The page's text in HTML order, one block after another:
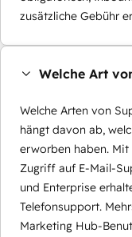
zusätzliche Gebühr
Welche Art
Welche Arten von
hängt davon ab,
erworben haben.
Zugriff auf E-Mail-
und Enterprise
Telefonsupport.
Marketing Hub-